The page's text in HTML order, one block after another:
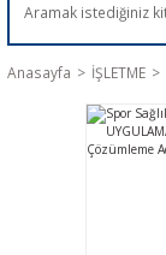
Anasayfa İŞLETME